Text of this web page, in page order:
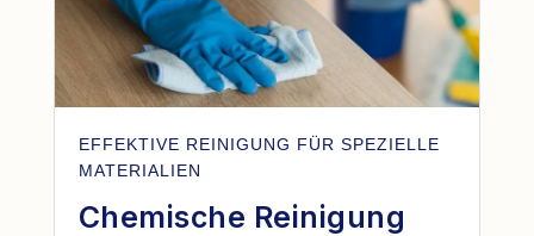
EFFEKTIVE REINIGUNG FÜR SPEZIELLE
MATERIALIEN
Chemische Reinigung